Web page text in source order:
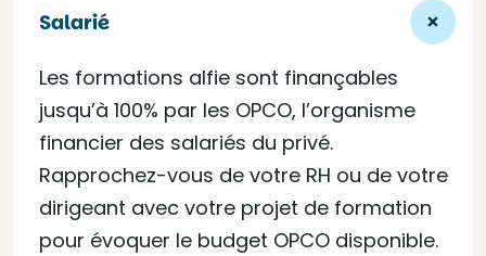
Salarié
Les formations alfie sont finançables
jusqu’à 100% par les OPCO, l’organisme
financier des salariés du privé.
Rapprochez-vous de votre RH ou de votre
dirigeant avec votre projet de formation
pour évoquer le budget OPCO disponible.